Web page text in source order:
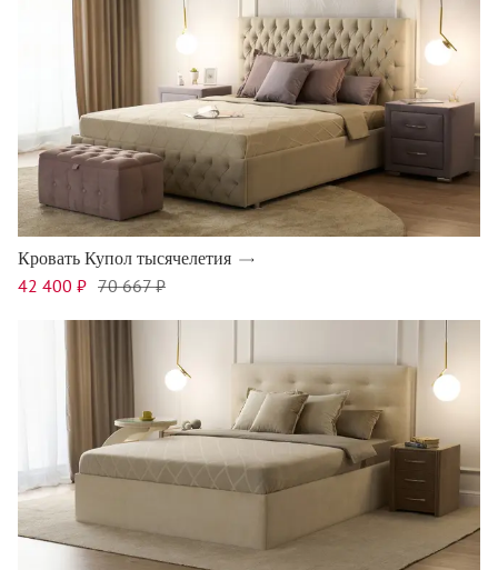
Кровать Купол тысячелетия
42 400 ₽ 70 667 ₽